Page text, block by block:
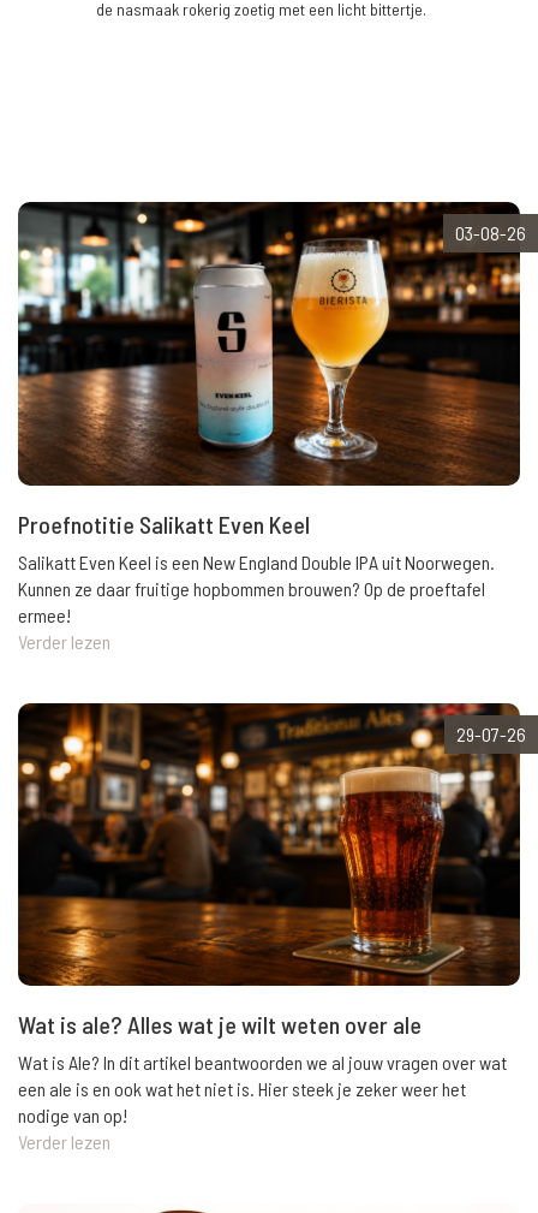
de nasmaak rokerig zoetig met een licht bittertje.
03-08-26
Proefnotitie Salikatt Even Keel
Salikatt Even Keel is een New England Double IPA uit Noorwegen.
Kunnen ze daar fruitige hopbommen brouwen? Op de proeftafel
ermee!
Verder lezen
29-07-26
Wat is ale? Alles wat je wilt weten over ale
Wat is Ale? In dit artikel beantwoorden we al jouw vragen over wat
een ale is en ook wat het niet is. Hier steek je zeker weer het
nodige van op!
Verder lezen